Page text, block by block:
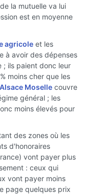
la mutuelle va lui
est en moyenne
agricole et les
à avoir des dépenses
; ils paient donc leur
moins cher que les
Moselle couvre
général ; les
moins élevés pour
des zones où les
d'honoraires
vont payer plus
: ceux qui
vont payer moins
page quelques prix